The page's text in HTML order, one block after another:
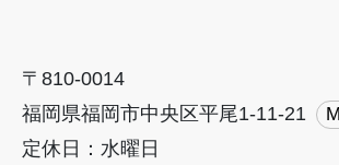
〒810-0014
福岡県福岡市中央区平尾1-11-21
定休日：水曜日